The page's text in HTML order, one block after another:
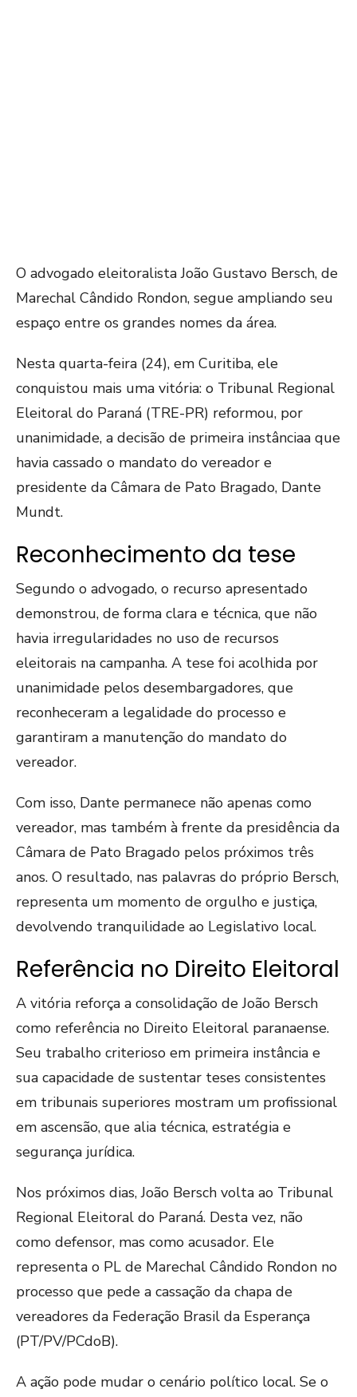
O advogado eleitoralista João Gustavo Bersch, de
Marechal Cândido Rondon, segue ampliando seu
espaço entre os grandes nomes da área.
Nesta quarta-feira (24), em Curitiba, ele
conquistou mais uma vitória: o Tribunal Regional
Eleitoral do Paraná (TRE-PR) reformou, por
unanimidade, a decisão de primeira instânciaa que
havia cassado o mandato do vereador e
presidente da Câmara de Pato Bragado, Dante
Mundt.
Reconhecimento da tese
Segundo o advogado, o recurso apresentado
demonstrou, de forma clara e técnica, que não
havia irregularidades no uso de recursos
eleitorais na campanha. A tese foi acolhida por
unanimidade pelos desembargadores, que
reconheceram a legalidade do processo e
garantiram a manutenção do mandato do
vereador.
Com isso, Dante permanece não apenas como
vereador, mas também à frente da presidência da
Câmara de Pato Bragado pelos próximos três
anos. O resultado, nas palavras do próprio Bersch,
representa um momento de orgulho e justiça,
devolvendo tranquilidade ao Legislativo local.
Referência no Direito Eleitoral
A vitória reforça a consolidação de João Bersch
como referência no Direito Eleitoral paranaense.
Seu trabalho criterioso em primeira instância e
sua capacidade de sustentar teses consistentes
em tribunais superiores mostram um profissional
em ascensão, que alia técnica, estratégia e
segurança jurídica.
Nos próximos dias, João Bersch volta ao Tribunal
Regional Eleitoral do Paraná. Desta vez, não
como defensor, mas como acusador. Ele
representa o PL de Marechal Cândido Rondon no
processo que pede a cassação da chapa de
vereadores da Federação Brasil da Esperança
(PT/PV/PCdoB).
A ação pode mudar o cenário político local. Se o